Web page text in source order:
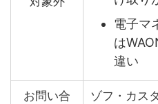
電子マ
は
違い
お問い合
ゾフ・カス